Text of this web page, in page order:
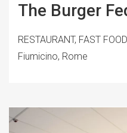
The Burger
RESTAURANT, FAST
Fiumicino, Rome